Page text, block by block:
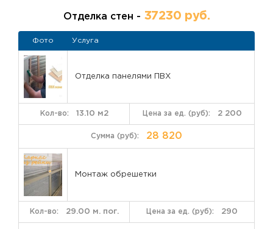
Отделка стен - 37230 руб.
Фото Услуга
Отделка панелями ПВХ
2 200
13.10 м2
28 820
Монтаж обрешетки
290
29.00 м. пог.